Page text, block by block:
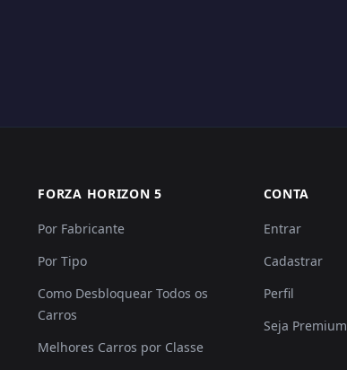
FORZA HORIZON 5
Por Fabricante
Por Tipo
Como Desbloquear Todos os
Carros
Melhores Carros por Classe
CONTA
Entrar
Cadastrar
Perfil
Seja Premium